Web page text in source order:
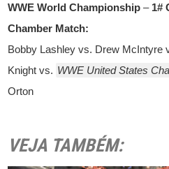
WWE World Championship – 1#
Chamber Match:
Bobby Lashley vs. Drew McIntyre
Knight vs. WWE United States
Orton
VEJA TAMBÉM: